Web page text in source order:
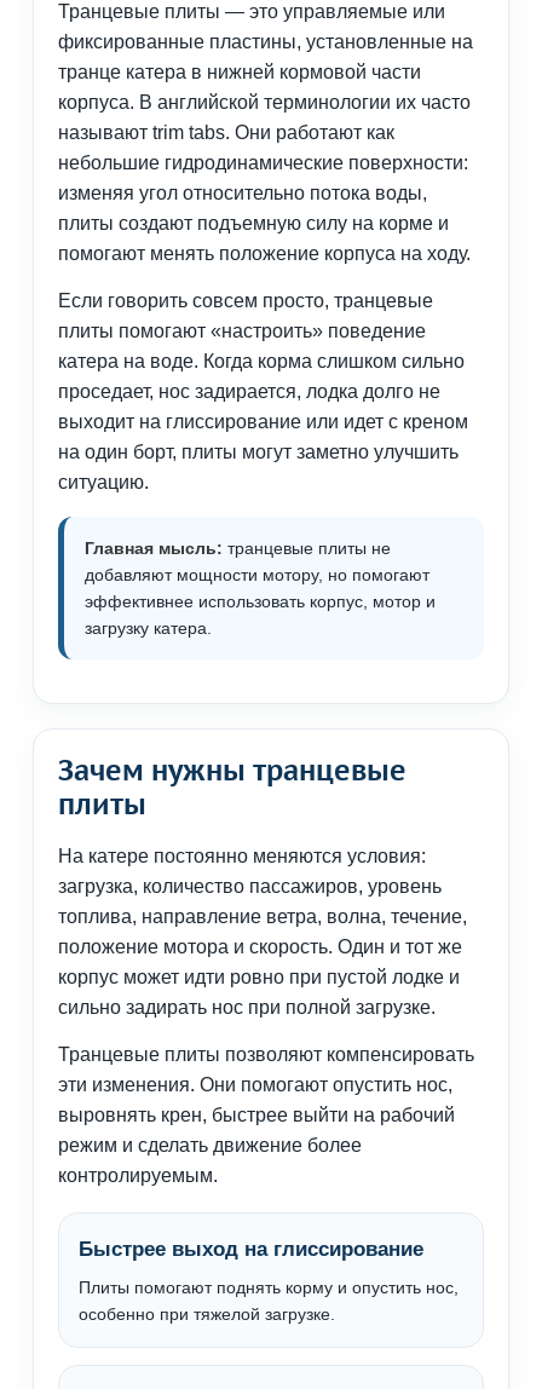
Транцевые плиты — это управляемые или
фиксированные пластины, установленные на
транце катера в нижней кормовой части
корпуса. В английской терминологии их часто
называют trim tabs. Они работают как
небольшие гидродинамические поверхности:
изменяя угол относительно потока воды,
плиты создают подъемную силу на корме и
помогают менять положение корпуса на ходу.
Если говорить совсем просто, транцевые
плиты помогают «настроить» поведение
катера на воде. Когда корма слишком сильно
проседает, нос задирается, лодка долго не
выходит на глиссирование или идет с креном
на один борт, плиты могут заметно улучшить
ситуацию.
Главная мысль: транцевые плиты не
добавляют мощности мотору, но помогают
эффективнее использовать корпус, мотор и
загрузку катера.
Зачем нужны транцевые
плиты
На катере постоянно меняются условия:
загрузка, количество пассажиров, уровень
топлива, направление ветра, волна, течение,
положение мотора и скорость. Один и тот же
корпус может идти ровно при пустой лодке и
сильно задирать нос при полной загрузке.
Транцевые плиты позволяют компенсировать
эти изменения. Они помогают опустить нос,
выровнять крен, быстрее выйти на рабочий
режим и сделать движение более
контролируемым.
Быстрее выход на глиссирование
Плиты помогают поднять корму и опустить нос,
особенно при тяжелой загрузке.